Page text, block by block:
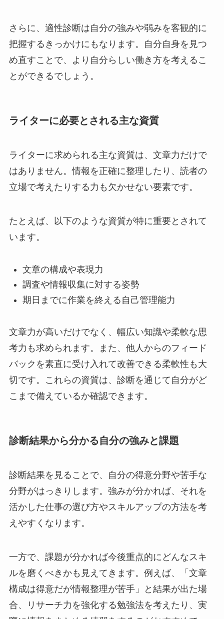
さらに、適性診断は自分の強みや弱みを客観的に
把握するきっかけにもなります。自分自身を見つ
め直すことで、より自分らしい働き方を考えるこ
とができるでしょう。
ライターに必要とされる主な資質
ライターに求められる主な資質は、文章力だけで
はありません。情報を正確に整理したり、読者の
立場で考えたりする力も欠かせない要素です。
たとえば、以下のような資質が特に重要とされて
います。
文章の構成や表現力
調査や情報収集に対する姿勢
期日までに作業を終える自己管理能力
文章力が高いだけでなく、幅広い知識や柔軟な思
考力も求められます。また、他人からのフィード
バックを素直に受け入れて改善できる柔軟性も大
切です。これらの資質は、診断を通じて自分がど
こまで備えているか確認できます。
診断結果から分かる自分の強みと課題
診断結果を見ることで、自分の得意分野や苦手な
分野がはっきりします。強みが分かれば、それを
活かした仕事の選び方やスキルアップの方法を考
えやすくなります。
一方で、課題が分かれば今後重点的にどんなスキ
ルを磨くべきかも見えてきます。例えば、「文章
構成は得意だが情報整理が苦手」と結果が出た場
合、リサーチ力を強化する勉強法を考えたり、実